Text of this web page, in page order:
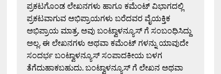
ಪ್ರಕಟಗೊಂಡ ಲೇಖನಗಳು ಹಾಗೂ ಕಮೆಂಟ್ ವಿಭಾಗದಲ್ಲಿ
ಪ್ರಕಟವಾಗುವ ಅಭಿಪ್ರಾಯಗಳು ಬರೆದವರ ವೈಯಕ್ತಿಕ
ಅಭಿಪ್ರಾಯ ಮಾತ್ರ. ಅವು ಬಂಟ್ವಾಳನ್ಯೂಸ್ ಗೆ ಸಂಬಂಧಿಸಿದ್ದು
ಅಲ್ಲ. ಈ ಲೇಖನಗಳು ಅಥವಾ ಕಮೆಂಟ್ ಗಳನ್ನು ಯಾವುದೇ
ಸಂದರ್ಭ ಬಂಟ್ವಾಳನ್ಯೂಸ್ ಸಂಪಾದಕೀಯ ಬಳಗ
ತೆಗೆದುಹಾಕಬಹುದು. ಬಂಟ್ವಾಳನ್ಯೂಸ್ ಗೆ ಲೇಖನ ಅಥವಾ